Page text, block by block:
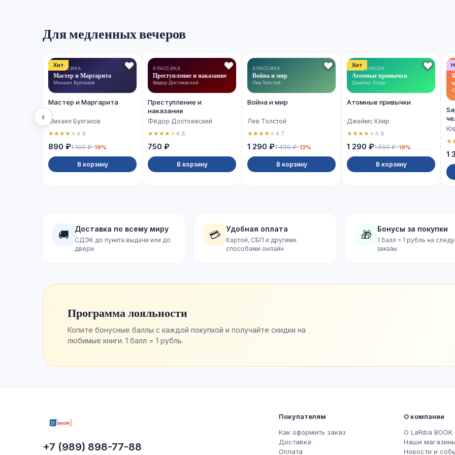
Для медленных вечеров
‹
Хит
КЛАССИКА
Мастер и Маргарита
Михаил Булгаков
Мастер и Маргарита
Михаил Булгаков
★★★★★4.9
890 ₽1 100 ₽-19%
В корзину
КЛАССИКА
Преступление и наказание
Фёдор Достоевский
Преступление и
наказание
Фёдор Достоевский
★★★★★4.8
750 ₽
В корзину
КЛАССИКА
Война и мир
Лев Толстой
Война и мир
Лев Толстой
★★★★★4.7
1 290 ₽1 490 ₽-13%
В корзину
Хит
НОН-ФИКШН
Атомные привычки
Джеймс Клир
Атомные привычки
Джеймс Клир
★★★★★4.8
1 290 ₽1 590 ₽-19%
В корзину
★
1
🚚 Доставка по всему миру
СДЭК до пункта выдачи или до
двери
💳 Удобная оплата
Картой, СБП и другими
способами онлайн
🎁 Бонусы за покупки
1 балл = 1 рубль на
заказы
Программа лояльности
Копите бонусные баллы с каждой покупкой и получайте скидки на
любимые книги. 1 балл = 1 рубль.
+7 (989) 898-77-88
Покупателям
Как оформить заказ
Доставка
Оплата
О компании
О LaRiba BOOK
Наши магазины
Новости и